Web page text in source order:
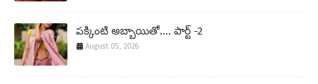
పక్కింటి అబ్బాయితో.... పార్ట్ -2
August 05, 2026